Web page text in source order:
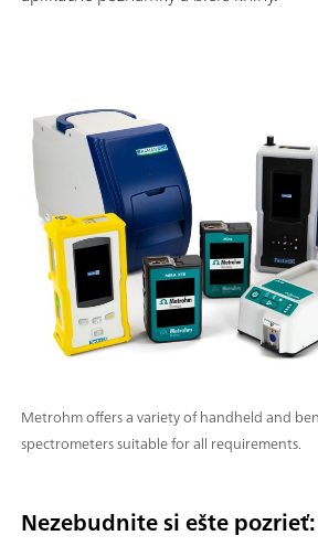
Metrohm offers a variety of handheld and
spectrometers suitable for all requirements.
Nezebudnite si ešte pozrieť: